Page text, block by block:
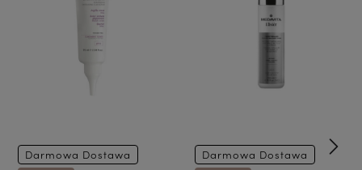
Darmowa Dostawa Darmowa Dostawa